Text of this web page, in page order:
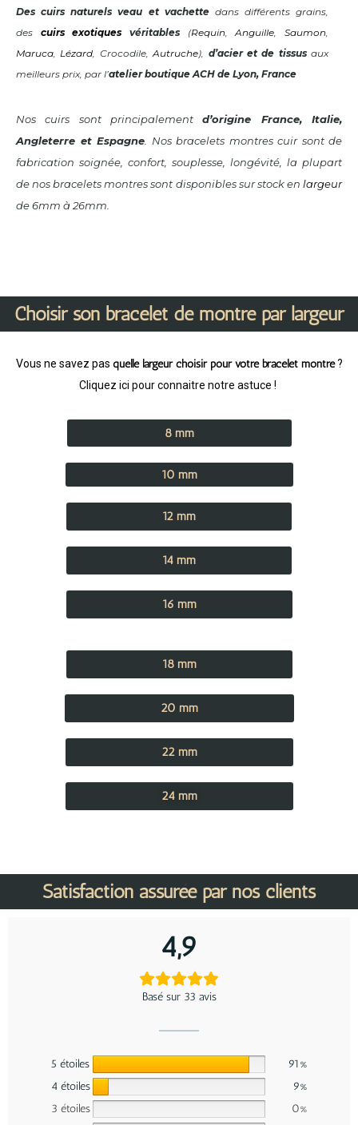
Des cuirs naturels veau et vachette dans différents grains,
des cuirs exotiques véritables (Requin,Anguille,Saumon,
Maruca,Lézard, Crocodile,Autruche), d’acier et de tissusaux
meilleurs prix, par l’atelier boutique ACH de Lyon, France
Nos cuirs sont principalementd’origine France, Italie,
Angleterre et Espagne. Nos bracelets montres cuir sont de
fabrication soignée, confort, souplesse, longévité, la plupart
de nos bracelets montres sont disponibles sur stock en largeur
de 6mm à 26mm.
Choisir son bracelet de montre par largeur
Vous ne savez pas quelle largeur choisir pour votre bracelet montre?
Cliquez ici pour connaitre notre astuce !
8 mm
10 mm
12 mm
14 mm
16 mm
18 mm
20 mm
22 mm
24 mm
Satisfaction assurée par nos clients
4,9
Basé sur 33 avis
5 étoiles
91%
4 étoiles
9%
3 étoiles
0%